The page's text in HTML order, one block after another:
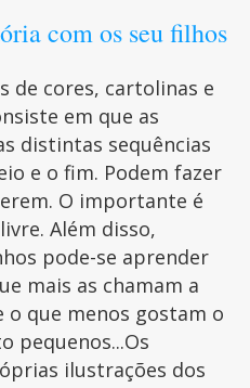
com os seu filhos
de cores, cartolinas e
em que as
distintas sequências
e o fim. Podem fazer
O importante é
Além disso,
pode-se aprender
mais as chamam a
o que menos gostam o
pequenos...Os
ilustrações dos